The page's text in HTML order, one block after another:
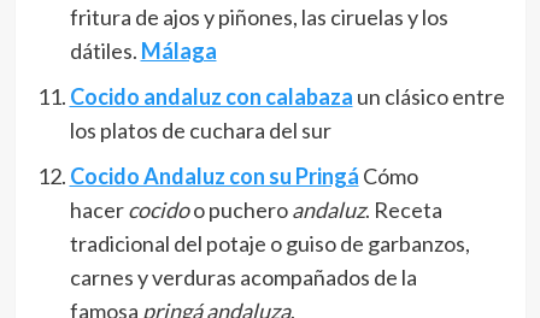
fritura de ajos y piñones, las ciruelas y los
dátiles. Málaga
Cocido andaluz con calabaza un clásico entre
los platos de cuchara del sur
Cocido Andaluz con su Pringá Cómo
hacercocidoo pucheroandaluz. Receta
tradicional del potaje o guiso de garbanzos,
carnes y verduras acompañados de la
famosa pringá andaluza.